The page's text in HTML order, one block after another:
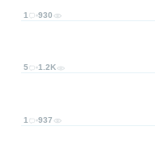
1 930
5 1.2K
1 937